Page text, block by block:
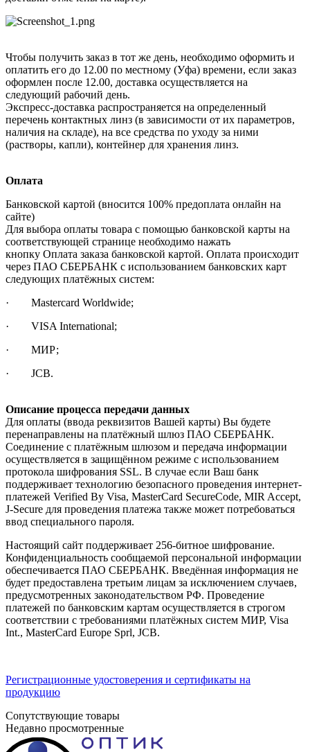
Чтобы получить заказ в тот же день, необходимо оформить и
оплатить его до 12.00 по местному (Уфа) времени, если заказ
оформлен после 12.00, доставка осуществляется на
следующий рабочий день.
Экспресс-доставка распространяется на определенный
перечень контактных линз (в зависимости от их параметров,
наличия на складе), на все средства по уходу за ними
(растворы, капли), контейнер для хранения линз.
Оплата
Банковской картой (вносится 100% предоплата онлайн на
сайте)
Для выбора оплаты товара с помощью банковской карты на
соответствующей странице необходимо нажать
кнопку Оплата заказа банковской картой. Оплата происходит
через ПАО СБЕРБАНК с использованием банковских карт
следующих платёжных систем:
· Mastercard Worldwide;
· VISA International;
· МИР;
· JCB.
Описание процесса передачи данных
Для оплаты (ввода реквизитов Вашей карты) Вы будете
перенаправлены на платёжный шлюз ПАО СБЕРБАНК.
Соединение с платёжным шлюзом и передача информации
осуществляется в защищённом режиме с использованием
протокола шифрования SSL. В случае если Ваш банк
поддерживает технологию безопасного проведения интернет-
платежей Verified By Visa, MasterCard SecureCode, MIR Accept,
J-Secure для проведения платежа также может потребоваться
ввод специального пароля.
Настоящий сайт поддерживает 256-битное шифрование.
Конфиденциальность сообщаемой персональной информации
обеспечивается ПАО СБЕРБАНК. Введённая информация не
будет предоставлена третьим лицам за исключением случаев,
предусмотренных законодательством РФ. Проведение
платежей по банковским картам осуществляется в строгом
соответствии с требованиями платёжных систем МИР, Visa
Int., MasterCard Europe Sprl, JCB.
Регистрационные удостоверения и сертификаты на
продукцию
Сопутствующие товары
Недавно просмотренные